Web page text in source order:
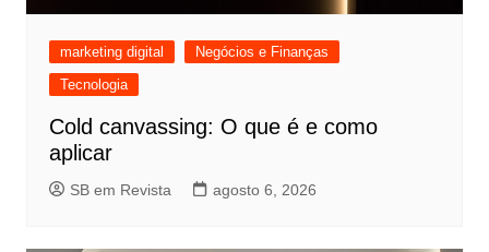
marketing digital
Negócios e Finanças
Tecnologia
Cold canvassing: O que é e como
aplicar
SB em Revista agosto 6, 2026